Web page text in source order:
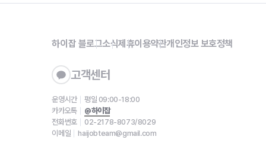
하이잡 블로그소식제휴이용약관개인정보 보호정책
고객센터
운영시간
평일 09:00-18:00
카카오톡
@하이잡
전화번호
02-2178-8073/8029
이메일
haijobteam@gmail.com